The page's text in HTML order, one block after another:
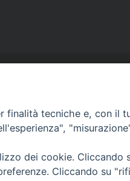
Piazza Giovene 4 –
finalità tecniche e, con il
dei cookie.
Cliccando su